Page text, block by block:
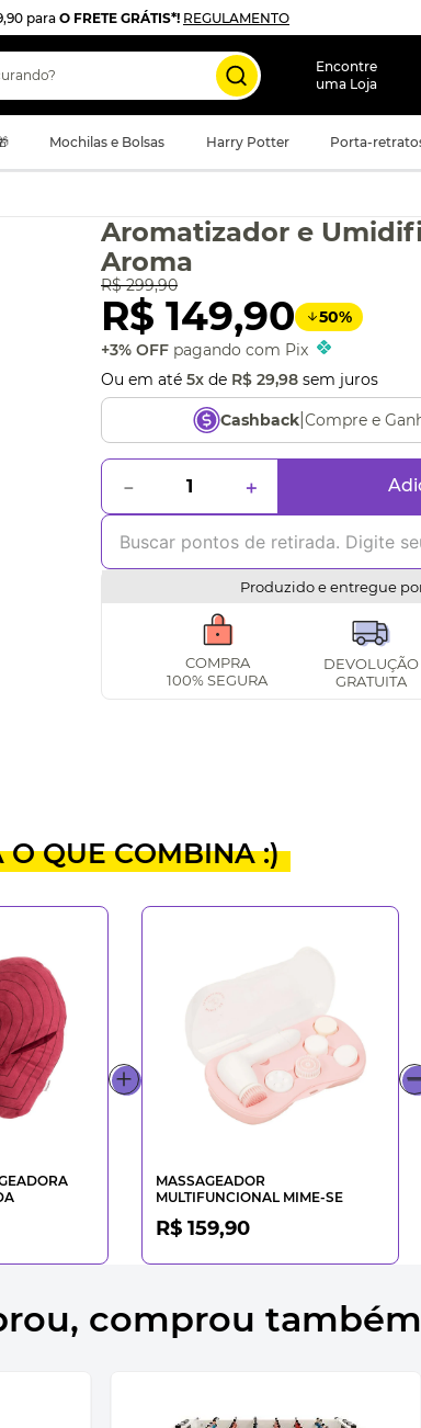
para O FRETE GRÁTIS*! REGULAMENTO
Encontre
uma Loja
Mochilas e Bolsas Harry Potter Porta-
Aromatizador e
Aroma
R$ 299,90
R$ 149,90 50%
+3% OFF pagando com Pix
Ou em até 5x de R$ 29,98 sem juros
Cashback| Compre e
＋
－
Produzido e entregue
COMPRA
100% SEGURA
DEVOLUÇÃO
GRATUITA
O QUE COMBINA :)
MASSAGEADOR
MULTIFUNCIONAL MIME-SE
R$ 159,90
comprou também